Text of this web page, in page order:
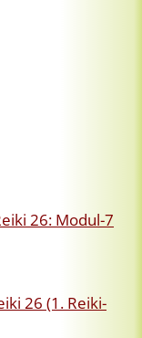
26: Modul-7
26 (1. Reiki-